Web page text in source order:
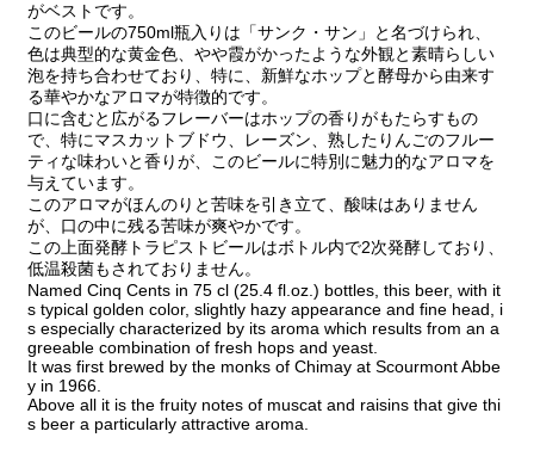
がベストです。
このビールの750ml瓶入りは「サンク・サン」と名づけられ、
色は典型的な黄金色、やや霞がかったような外観と素晴らしい
泡を持ち合わせており、特に、新鮮なホップと酵母から由来す
る華やかなアロマが特徴的です。
口に含むと広がるフレーバーはホップの香りがもたらすもの
で、特にマスカットブドウ、レーズン、熟したりんごのフルー
ティな味わいと香りが、このビールに特別に魅力的なアロマを
与えています。
このアロマがほんのりと苦味を引き立て、酸味はありません
が、口の中に残る苦味が爽やかです。
この上面発酵トラピストビールはボトル内で2次発酵しており、
低温殺菌もされておりません。
Named Cinq Cents in 75 cl (25.4 fl.oz.) bottles, this beer, with it
s typical golden color, slightly hazy appearance and fine head, i
s especially characterized by its aroma which results from an a
greeable combination of fresh hops and yeast.
It was first brewed by the monks of Chimay at Scourmont Abbe
y in 1966.
Above all it is the fruity notes of muscat and raisins that give thi
s beer a particularly attractive aroma.